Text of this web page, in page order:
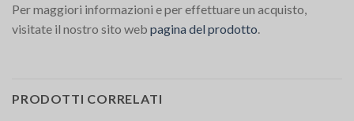
Per maggiori informazioni e per effettuare un acquisto,
visitate il nostro sito web pagina del prodotto.
PRODOTTI CORRELATI